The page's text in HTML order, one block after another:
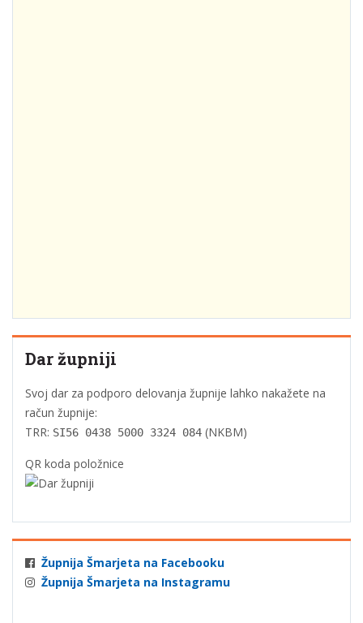
Dar župniji
Svoj dar za podporo delovanja župnije lahko nakažete na
račun župnije:
TRR: SI56 0438 5000 3324 084 (NKBM)
QR koda položnice
Župnija Šmarjeta na Facebooku
Župnija Šmarjeta na Instagramu